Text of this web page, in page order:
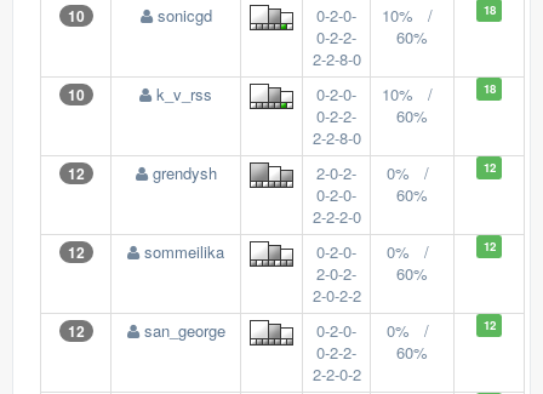
10 sonicgd
0-2-0-
0-2-2-
2-2-8-0
10% /
60%
18
10 k_v_rss
0-2-0-
0-2-2-
2-2-8-0
10% /
60%
18
12 grendysh
2-0-2-
0-2-0-
2-2-2-0
0% /
60%
12
12 sommeilika
0-2-0-
2-0-2-
2-0-2-2
0% /
60%
12
12 san_george
0-2-0-
0-2-2-
2-2-0-2
0% /
60%
12